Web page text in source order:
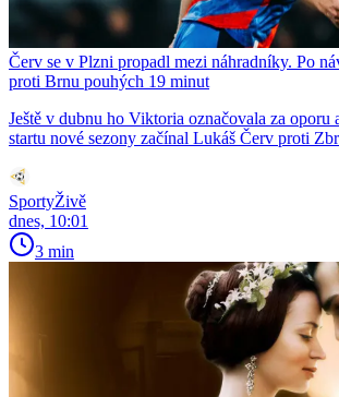
Červ se v Plzni propadl mezi náhradníky. Po
proti Brnu pouhých 19 minut
Ještě v dubnu ho Viktoria označovala za oporu
startu nové sezony začínal Lukáš Červ proti
SportyŽivě
dnes, 10:01
3 min